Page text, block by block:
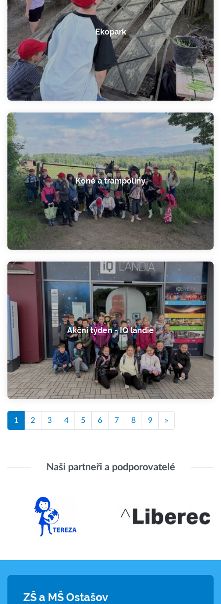
Ekopark
Koně a trampolíny
Akční týden - IQ landie
1 2 3 4 5 6 7 8 9 »
Naši partneři a podporovatelé
ZŠ a MŠ Ostašov